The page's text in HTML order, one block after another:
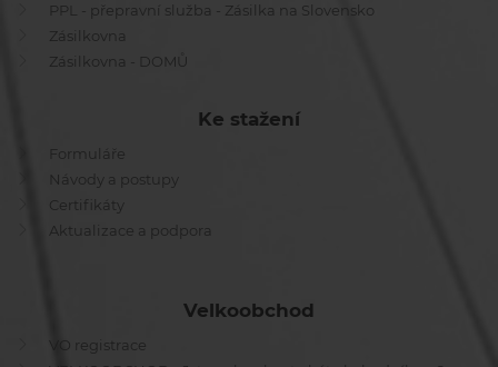
PPL - přepravní služba - Zásilka na Slovensko
Zásilkovna
Zásilkovna - DOMŮ
Ke stažení
Formuláře
Návody a postupy
Certifikáty
Aktualizace a podpora
Velkoobchod
VO registrace